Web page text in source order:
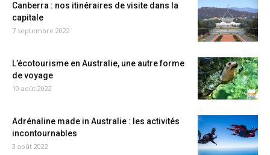
Canberra : nos itinéraires de visite dans la
capitale
7 septembre 2022
L’écotourisme en Australie, une autre forme
de voyage
10 août 2022
Adrénaline made in Australie : les activités
incontournables
3 août 2022